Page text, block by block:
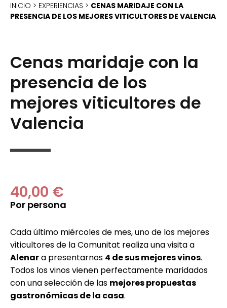
INICIO > EXPERIENCIAS > CENAS MARIDAJE CON LA
PRESENCIA DE LOS MEJORES VITICULTORES DE VALENCIA
Cenas maridaje con la
presencia de los
mejores viticultores de
Valencia
40,00 €
Por persona
Cada último miércoles de mes, uno de los mejores
viticultores de la Comunitat realiza una visita a
Alenara presentarnos 4 de sus mejores vinos.
Todos los vinos vienen perfectamente maridados
con una selección de las mejores propuestas
gastronómicas de la casa.